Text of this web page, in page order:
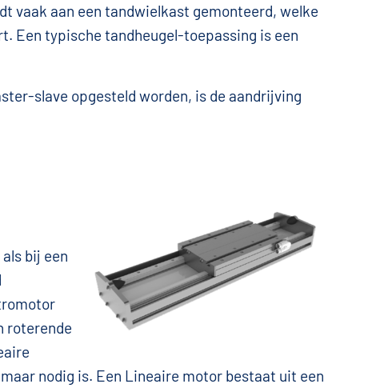
vaak aan een tandwielkast gemonteerd, welke
Een typische tandheugel-toepassing is een
slave opgesteld worden, is de aandrijving
bij een
roterende
nodig is. Een Lineaire motor bestaat uit een